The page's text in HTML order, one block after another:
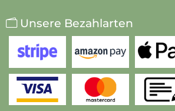
Unsere Bezahlarten